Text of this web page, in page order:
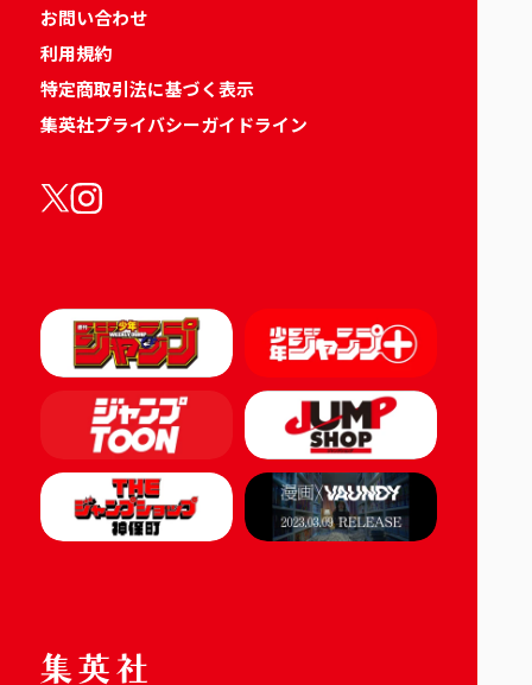
お問い合わせ
利用規約
特定商取引法に基づく表示
集英社プライバシーガイドライン